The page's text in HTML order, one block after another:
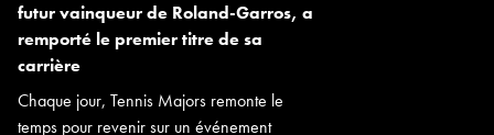
futur vainqueur de Roland-Garros, a
remporté le premier titre de sa
carrière
Chaque jour, Tennis Majors remonte le
temps pour revenir sur un événement